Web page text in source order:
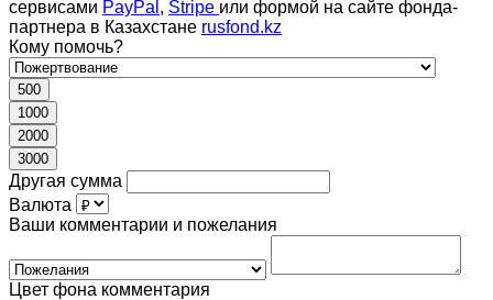
сервисами PayPal , Stripe или формой на сайте фонда-
партнера в Казахстане rusfond.kz
Кому помочь?
500
1000
2000
3000
Другая сумма
Валюта
Ваши комментарии и пожелания
Цвет фона комментария